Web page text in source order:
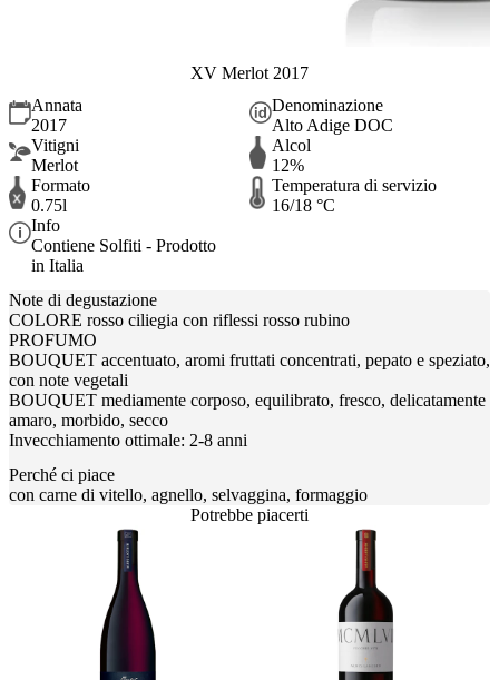
XV Merlot 2017
Annata
2017
Denominazione
Alto Adige DOC
Vitigni
Merlot
Alcol
12%
Formato
0.75l
Temperatura di servizio
16/18 °C
Info
Contiene Solfiti - Prodotto
in Italia
Note di degustazione
COLORE rosso ciliegia con riflessi rosso rubino
PROFUMO
BOUQUET accentuato, aromi fruttati concentrati, pepato e speziato,
con note vegetali
BOUQUET mediamente corposo, equilibrato, fresco, delicatamente
amaro, morbido, secco
Invecchiamento ottimale: 2-8 anni
Perché ci piace
con carne di vitello, agnello, selvaggina, formaggio
Potrebbe piacerti